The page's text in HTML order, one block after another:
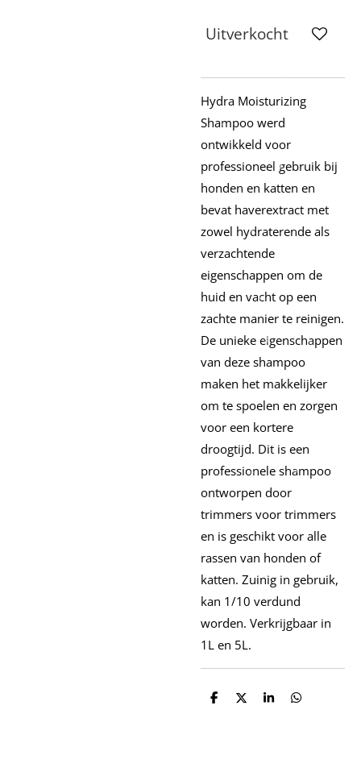
Uitverkocht
Hydra Moisturizing
Shampoo werd
ontwikkeld voor
professioneel gebruik bij
honden en katten en
bevat haverextract met
zowel hydraterende als
verzachtende
eigenschappen om de
huid en vacht op een
zachte manier te reinigen.
De unieke eigenschappen
van deze shampoo
maken het makkelijker
om te spoelen en zorgen
voor een kortere
droogtijd. Dit is een
professionele shampoo
ontworpen door
trimmers voor trimmers
en is geschikt voor alle
rassen van honden of
katten. Zuinig in gebruik,
kan 1/10 verdund
worden. Verkrijgbaar in
1L en 5L.
D
D
S
D